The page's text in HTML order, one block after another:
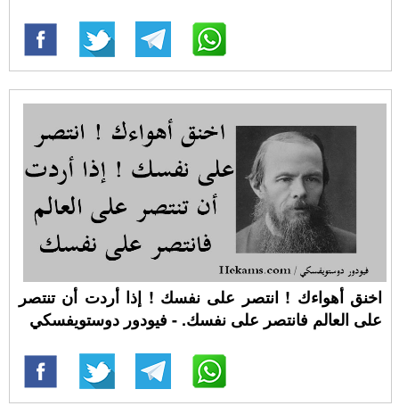
اخنق أهواءك ! انتصر على نفسك ! إذا أردت أن تنتصر
على العالم فانتصر على نفسك. - فيودور دوستويفسكي